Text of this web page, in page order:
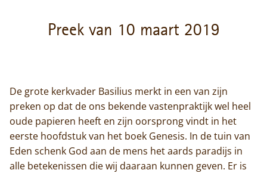
Preek van 10 maart 2019
De grote kerkvader Basilius merkt in een van zijn
preken op dat de ons bekende vastenpraktijk wel heel
oude papieren heeft en zijn oorsprong vindt in het
eerste hoofdstuk van het boek Genesis. In de tuin van
Eden schenk God aan de mens het aards paradijs in
alle betekenissen die wij daaraan kunnen geven. Er is